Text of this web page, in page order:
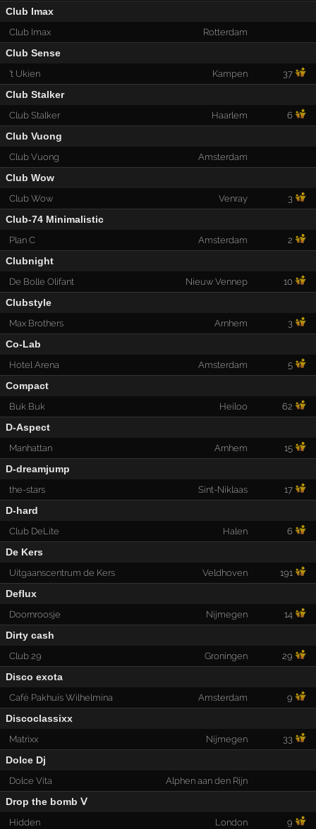
Club Imax
Club Imax Rotterdam
Club Sense
't Ukien Kampen 37
Club Stalker
Club Stalker Haarlem 6
Club Vuong
Club Vuong Amsterdam
Club Wow
Club Wow Venray 3
Club-74 Minimalistic
Plan C Amsterdam 2
Clubnight
De Bolle Olifant Nieuw Vennep 10
Clubstyle
Max Brothers Arnhem 3
Co-Lab
Hotel Arena Amsterdam 5
Compact
Buk Buk Heiloo 62
D-Aspect
Manhattan Arnhem 15
D-dreamjump
the-stars Sint-Niklaas 17
D-hard
Club DeLite Halen 6
De Kers
Uitgaanscentrum de Kers Veldhoven 191
Deflux
Doornroosje Nijmegen 14
Dirty cash
Club 29 Groningen 29
Disco exota
Café Pakhuis Wilhelmina Amsterdam 9
Discoclassixx
Matrixx Nijmegen 33
Dolce Dj
Dolce Vita Alphen aan den Rijn
Drop the bomb Ⅴ
Hidden London 9